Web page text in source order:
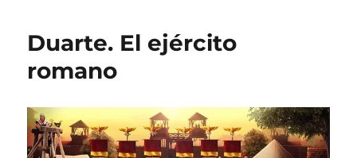
Duarte. El ejército
romano